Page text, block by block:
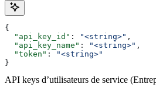
{
  "api_key_id"
: "<string>" ,
  "api_key_name"
: "<string>" ,
  "token"
:
"<string>"
}
API keys d’utilisateurs de service